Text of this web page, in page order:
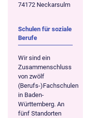
74172 Neckarsulm
Schulen für soziale
Berufe
Wir sind ein
Zusammenschluss
von zwölf
(Berufs-)Fachschulen
in Baden-
Württemberg. An
fünf Standorten